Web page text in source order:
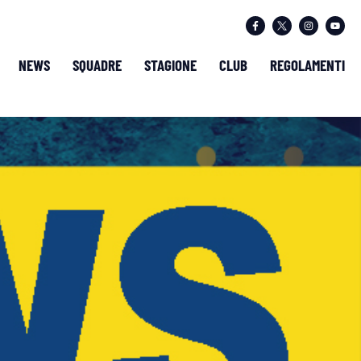
NEWS SQUADRE STAGIONE CLUB REGOLAMENTI